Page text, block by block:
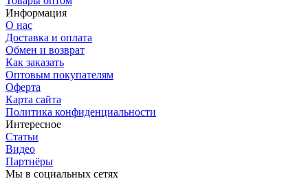
Информация
О нас
Доставка и оплата
Обмен и возврат
Как заказать
Оптовым покупателям
Оферта
Карта сайта
Политика конфиденциальности
Интересное
Статьи
Видео
Партнёры
Мы в социальных сетях